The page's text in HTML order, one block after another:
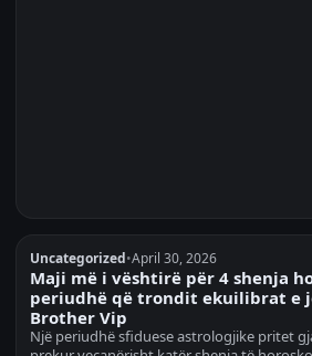
Uncategorized•April 30, 2026
Maji më i vështirë për 4 shenja
periudhë që trondit ekuilibrat e
Brother Vip
Një periudhë sfiduese astrologjike pritet